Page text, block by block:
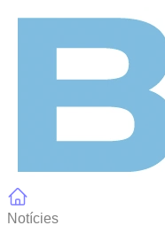
Notícies